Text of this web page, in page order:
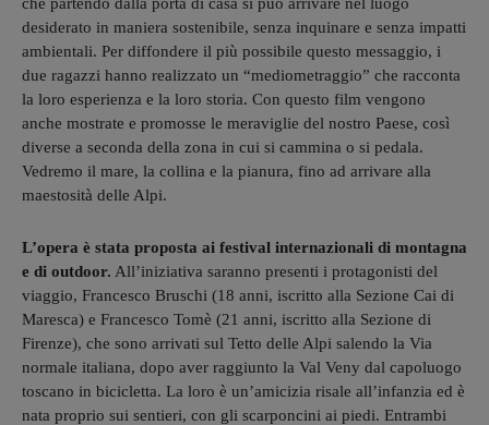
desiderato in maniera sostenibile, senza inquinare e senza impatti
ambientali. Per diffondere il più possibile questo messaggio, i
due ragazzi hanno realizzato un “mediometraggio” che racconta
la loro esperienza e la loro storia. Con questo film vengono
anche mostrate e promosse le meraviglie del nostro Paese, così
diverse a seconda della zona in cui si cammina o si pedala.
Vedremo il mare, la collina e la pianura, fino ad arrivare alla
maestosità delle Alpi.
L’opera è stata proposta ai festival internazionali di montagna
e di outdoor. All’iniziativa saranno presenti i protagonisti del
viaggio, Francesco Bruschi (18 anni, iscritto alla Sezione Cai di
Maresca) e Francesco Tomè (21 anni, iscritto alla Sezione di
Firenze), che sono arrivati sul Tetto delle Alpi salendo la Via
normale italiana, dopo aver raggiunto la Val Veny dal capoluogo
toscano in bicicletta. La loro è un’amicizia risale all’infanzia ed è
nata proprio sui sentieri, con gli scarponcini ai piedi. Entrambi